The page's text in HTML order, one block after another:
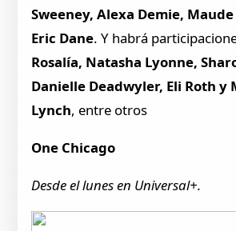
Sweeney, Alexa Demie,
Eric Dane. Y habrá
Rosalía, Natasha Lyonne,
Danielle Deadwyler, Eli Roth y
Lynch, entre otros
One Chicago
Desde el lunes en Universal+.